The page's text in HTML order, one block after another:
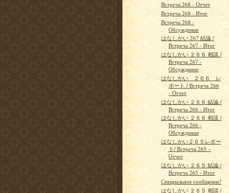
Встреча 268 - Отчет
Встреча 268 - Итог
Встреча 268 -
Обсуждение
はなしかい 267 結論 /
Встреча 267 - Итог
はなしかい ２６６ 相談 /
Встреча 267 -
Обсуждение
はなしかい ２６６ レ
ポート / Встреча 266
- Отчет
はなしかい ２６６ 結論 /
Встреча 266 - Итог
はなしかい ２６６ 相談 /
Встреча 266 -
Обсуждение
はなしかい２６５レポー
ト/ Встреча 265 –
Отчет
はなしかい ２６５ 結論 /
Встреча 265 - Итог
Специальное сообщение!
はなしかい ２６５ 相談 /